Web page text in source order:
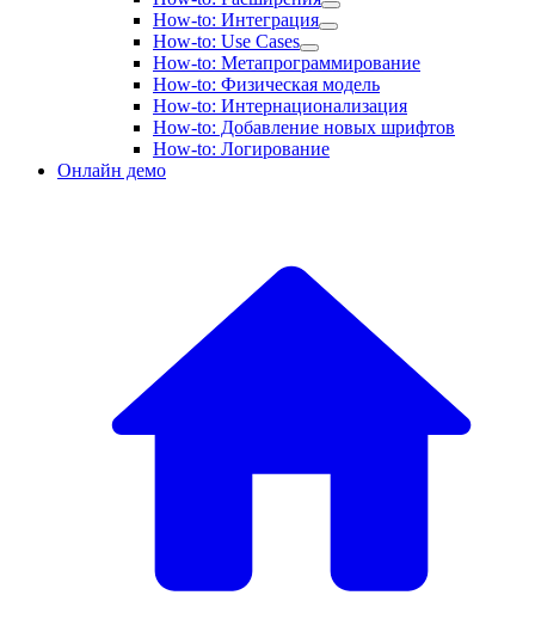
How-to: Интеграция
How-to: Use Cases
How-to: Метапрограммирование
How-to: Физическая модель
How-to: Интернационализация
How-to: Добавление новых шрифтов
How-to: Логирование
Онлайн демо